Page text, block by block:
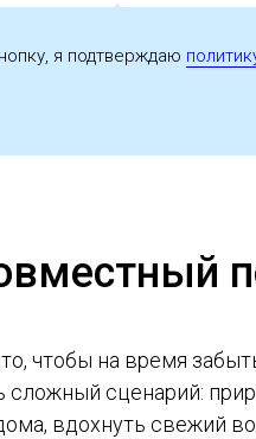
я подтверждаю
чтобы на время
сценарий:
вдохнуть свежий